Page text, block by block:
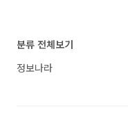
인, 그리고 최신 기술을 탑
이폰 15 자급제 가격 할인
분류 전체보기
정보나라